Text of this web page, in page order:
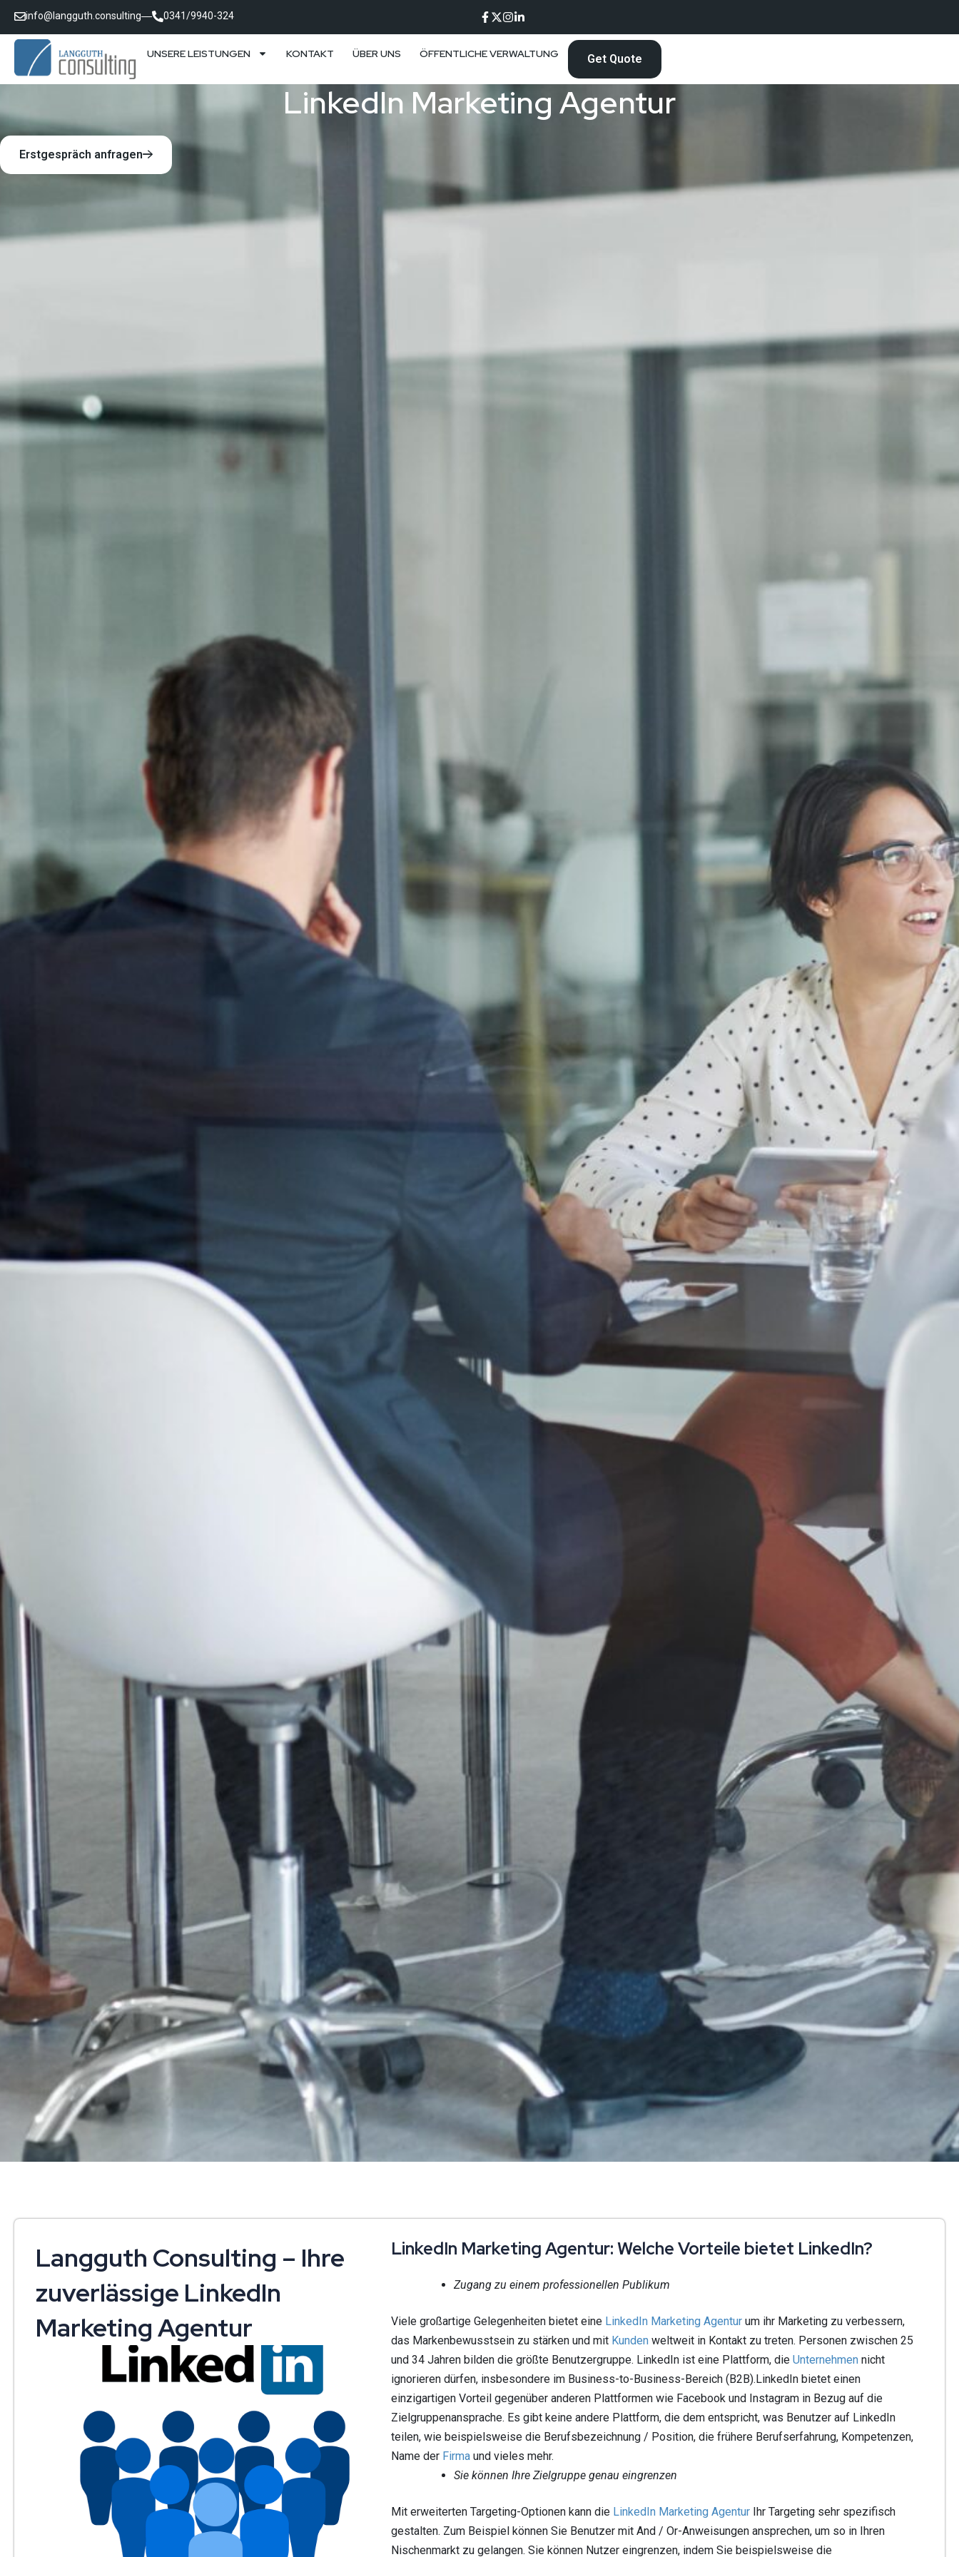
info@langguth.consulting 0341/9940-324
UNSERE LEISTUNGEN KONTAKT ÜBER UNS ÖFFENTLICHE VERWALTUNG Get Quote
LinkedIn Marketing Agentur
Erstgespräch anfragen
Langguth Consulting – Ihre
zuverlässige LinkedIn
Marketing Agentur
LinkedIn Marketing Agentur: Welche Vorteile bietet LinkedIn?
Zugang zu einem professionellen Publikum
Viele großartige Gelegenheiten bietet eine LinkedIn Marketing Agenturum ihr Marketing zu verbessern,
das Markenbewusstsein zu stärken und mit Kundenweltweit in Kontakt zu treten. Personen zwischen 25
und 34 Jahren bilden die größte Benutzergruppe. LinkedIn ist eine Plattform, die Unternehmennicht
ignorieren dürfen, insbesondere im Business-to-Business-Bereich (B2B).LinkedIn bietet einen
einzigartigen Vorteil gegenüber anderen Plattformen wie Facebook und Instagram in Bezug auf die
Zielgruppenansprache. Es gibt keine andere Plattform, die dem entspricht, was Benutzer auf LinkedIn
teilen, wie beispielsweise die Berufsbezeichnung / Position, die frühere Berufserfahrung, Kompetenzen,
Name der Firmaund vieles mehr.
Sie können Ihre Zielgruppe genau eingrenzen
Mit erweiterten Targeting-Optionen kann die LinkedIn Marketing AgenturIhr Targeting sehr spezifisch
gestalten. Zum Beispiel können Sie Benutzer mit And / Or-Anweisungen ansprechen, um so in Ihren
Nischenmarkt zu gelangen. Sie können Nutzer eingrenzen, indem Sie beispielsweise die